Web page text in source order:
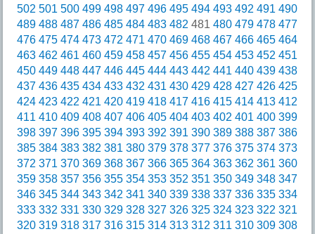
502 501 500 499 498 497 496 495 494 493 492 491 490
489 488 487 486 485 484 483 482 481480 479 478 477
476 475 474 473 472 471 470 469 468 467 466 465 464
463 462 461 460 459 458 457 456 455 454 453 452 451
450 449 448 447 446 445 444 443 442 441 440 439 438
437 436 435 434 433 432 431 430 429 428 427 426 425
424 423 422 421 420 419 418 417 416 415 414 413 412
411 410 409 408 407 406 405 404 403 402 401 400 399
398 397 396 395 394 393 392 391 390 389 388 387 386
385 384 383 382 381 380 379 378 377 376 375 374 373
372 371 370 369 368 367 366 365 364 363 362 361 360
359 358 357 356 355 354 353 352 351 350 349 348 347
346 345 344 343 342 341 340 339 338 337 336 335 334
333 332 331 330 329 328 327 326 325 324 323 322 321
320 319 318 317 316 315 314 313 312 311 310 309 308